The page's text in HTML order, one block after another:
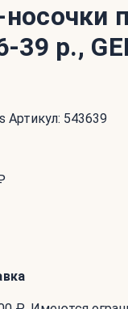
39 р.,
Артикул: 543639